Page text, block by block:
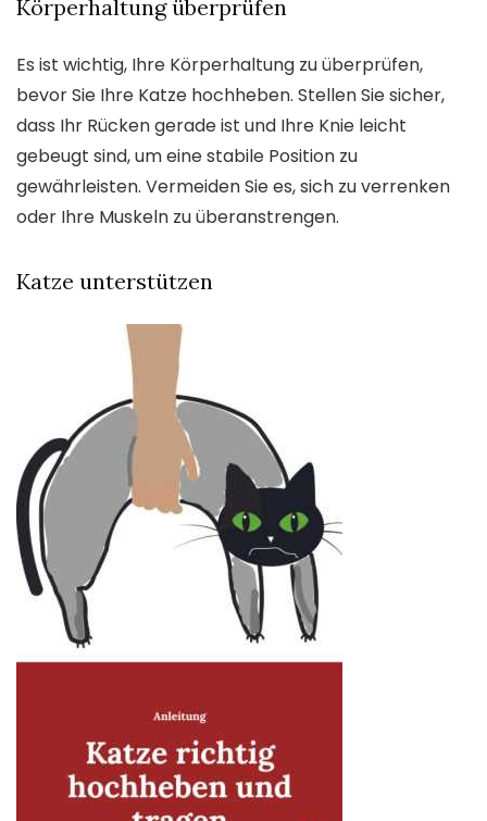
Körperhaltung überprüfen
Es ist wichtig, Ihre Körperhaltung zu überprüfen,
bevor Sie Ihre Katze hochheben. Stellen Sie sicher,
dass Ihr Rücken gerade ist und Ihre Knie leicht
gebeugt sind, um eine stabile Position zu
gewährleisten. Vermeiden Sie es, sich zu verrenken
oder Ihre Muskeln zu überanstrengen.
Katze unterstützen